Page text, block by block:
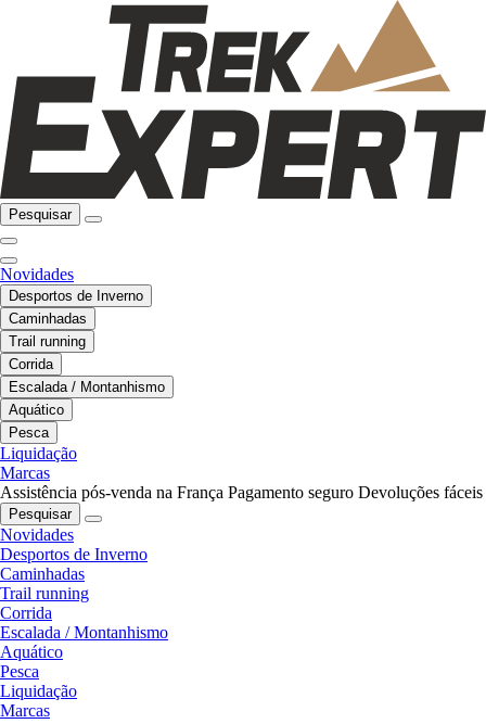
Pesquisar
Novidades
Desportos de Inverno
Caminhadas
Trail running
Corrida
Escalada / Montanhismo
Aquático
Pesca
Liquidação
Marcas
Assistência pós-venda na França Pagamento seguro Devoluções fáceis
Pesquisar
Novidades
Desportos de Inverno
Caminhadas
Trail running
Corrida
Escalada / Montanhismo
Aquático
Pesca
Liquidação
Marcas